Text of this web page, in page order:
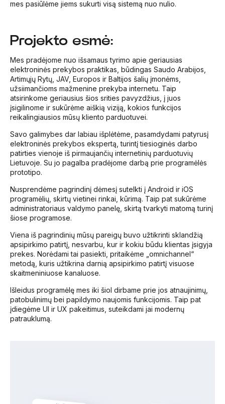
mes pasiūlėme jiems sukurti visą sistemą nuo nulio.
Projekto esmė:
Mes pradėjome nuo išsamaus tyrimo apie geriausias
elektroninės prekybos praktikas, būdingas Saudo Arabijos,
Artimųjų Rytų, JAV, Europos ir Baltijos šalių įmonėms,
užsiimančioms mažmenine prekyba internetu. Taip
atsirinkome geriausius šios srities pavyzdžius, į juos
įsigilinome ir sukūrėme aiškią viziją, kokios funkcijos
reikalingiausios mūsų kliento parduotuvei.
Savo galimybes dar labiau išplėtėme, pasamdydami patyrusį
elektroninės prekybos ekspertą, turintį tiesioginės darbo
patirties vienoje iš pirmaujančių internetinių parduotuvių
Lietuvoje. Su jo pagalba pradėjome darbą prie programėlės
prototipo.
Nusprendėme pagrindinį dėmesį sutelkti į Android ir iOS
programėlių, skirtų vietinei rinkai, kūrimą. Taip pat sukūrėme
administratoriaus valdymo panelę, skirtą tvarkyti matomą turinį
šiose programose.
Viena iš pagrindinių mūsų pareigų buvo užtikrinti sklandžią
apsipirkimo patirtį, nesvarbu, kur ir kokiu būdu klientas įsigyja
prekes. Norėdami tai pasiekti, pritaikėme „omnichannel“
metodą, kuris užtikrina darnią apsipirkimo patirtį visuose
skaitmeniniuose kanaluose.
Išleidus programėlę mes iki šiol dirbame prie jos atnaujinimų,
patobulinimų bei papildymo naujomis funkcijomis. Taip pat
įdiegėme UI ir UX pakeitimus, suteikdami jai modernų
patrauklumą.